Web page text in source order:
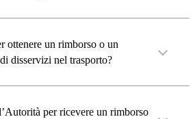
ottenere un rimborso o un
disservizi nel trasporto?
per ricevere un rimborso